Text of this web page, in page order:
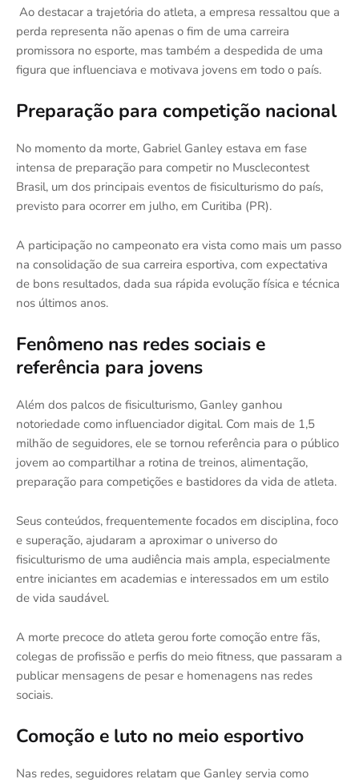
Ao destacar a trajetória do atleta, a empresa ressaltou que a
perda representa não apenas o fim de uma carreira
promissora no esporte, mas também a despedida de uma
figura que influenciava e motivava jovens em todo o país.
Preparação para competição nacional
No momento da morte, Gabriel Ganley estava em fase
intensa de preparação para competir no Musclecontest
Brasil, um dos principais eventos de fisiculturismo do país,
previsto para ocorrer em julho, em Curitiba (PR).
A participação no campeonato era vista como mais um passo
na consolidação de sua carreira esportiva, com expectativa
de bons resultados, dada sua rápida evolução física e técnica
nos últimos anos.
Fenômeno nas redes sociais e
referência para jovens
Além dos palcos de fisiculturismo, Ganley ganhou
notoriedade como influenciador digital. Com mais de 1,5
milhão de seguidores, ele se tornou referência para o público
jovem ao compartilhar a rotina de treinos, alimentação,
preparação para competições e bastidores da vida de atleta.
Seus conteúdos, frequentemente focados em disciplina, foco
e superação, ajudaram a aproximar o universo do
fisiculturismo de uma audiência mais ampla, especialmente
entre iniciantes em academias e interessados em um estilo
de vida saudável.
A morte precoce do atleta gerou forte comoção entre fãs,
colegas de profissão e perfis do meio fitness, que passaram a
publicar mensagens de pesar e homenagens nas redes
sociais.
Comoção e luto no meio esportivo
Nas redes, seguidores relatam que Ganley servia como